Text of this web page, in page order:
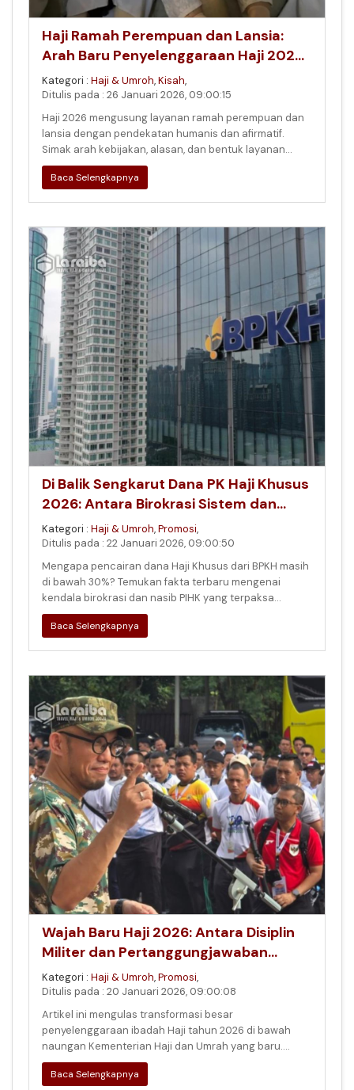
Haji Ramah Perempuan dan Lansia:
Arah Baru Penyelenggaraan Haji 2026
yang Lebih Humanis
Kategori : Haji & Umroh,Kisah,
Ditulis pada : 26 Januari 2026, 09:00:15
Haji 2026 mengusung layanan ramah perempuan dan
lansia dengan pendekatan humanis dan afirmatif.
Simak arah kebijakan, alasan, dan bentuk layanan
nyata dalam artikel ini.
Baca Selengkapnya
Di Balik Sengkarut Dana PK Haji Khusus
2026: Antara Birokrasi Sistem dan
Nasib Tamu Allah
Kategori : Haji & Umroh,Promosi,
Ditulis pada : 22 Januari 2026, 09:00:50
Mengapa pencairan dana Haji Khusus dari BPKH masih
di bawah 30%? Temukan fakta terbaru mengenai
kendala birokrasi dan nasib PIHK yang terpaksa
berutang bank demi jemaah.
Baca Selengkapnya
Wajah Baru Haji 2026: Antara Disiplin
Militer dan Pertanggungjawaban
Langit
Kategori : Haji & Umroh,Promosi,
Ditulis pada : 20 Januari 2026, 09:00:08
Artikel ini mengulas transformasi besar
penyelenggaraan ibadah Haji tahun 2026 di bawah
naungan Kementerian Haji dan Umrah yang baru.
Fokus utama tulisan ini adalah pada dua p
Baca Selengkapnya